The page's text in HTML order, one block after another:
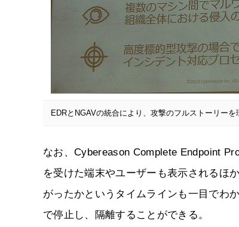
EDRとNGAVの統合により、攻撃のフルストーリー
なお、Cybereason Complete Endpoint
を受けた端末やユーザーも表示されるほ
がったかというタイムラインも一目でわ
で停止し、隔離することができる。